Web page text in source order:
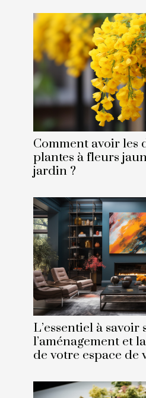
Comment avoir les
plantes à fleurs
jardin ?
L’essentiel à savoir
l’aménagement et
de votre espace de